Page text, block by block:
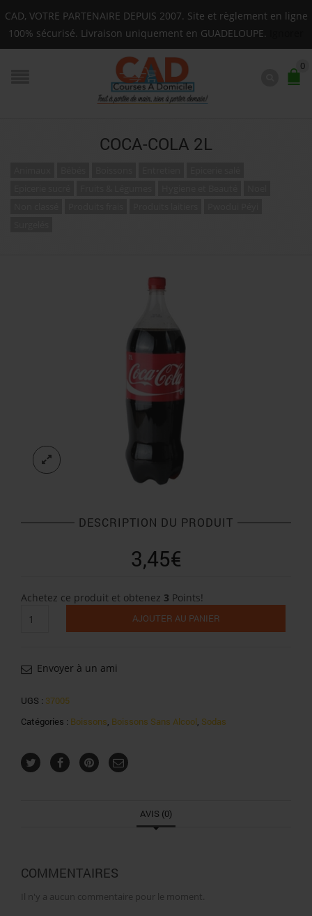
Livraison sur toute la Guadeloupe : Mardi, Jeudi,
0
COCA-COLA 2L
DESCRIPTION DU PRODUIT
3,45€
Achetez ce produit et obtenez 3 Points!
de
2l
AJOUTER AU PANIER
Envoyer à un ami
UGS : 37005
Catégories : Boissons, Boissons Sans Alcool, Sodas
AVIS (0)
COMMENTAIRES
Il n'y a aucun commentaire pour le moment.
CAD, VOTRE PARTENAIRE DEPUIS 2007. Site et règlement en ligne
100% sécurisé. Livraison uniquement en GUADELOUPE.